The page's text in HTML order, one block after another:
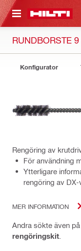
GÅ TILL HUVUDSIDAN
RUNDBORSTE 9
Konfigurator
Rengöring av
För användning
Ytterligare
rengöring av
MER INFORMATION
Andra sökte även på
rengöringskit